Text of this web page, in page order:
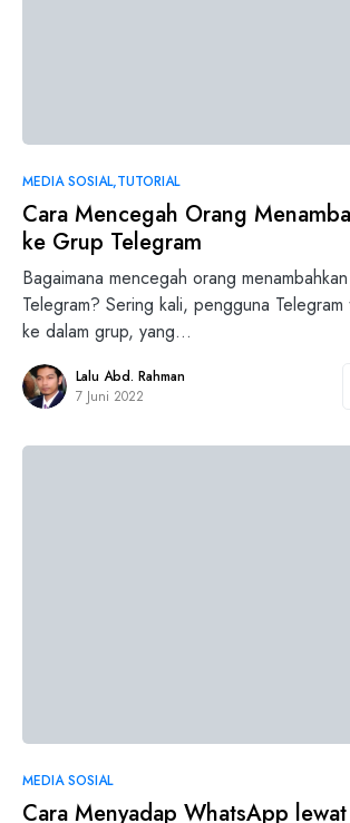
MEDIA SOSIAL TUTORIAL
Cara Mencegah Orang
ke Grup Telegram
Bagaimana mencegah orang
Telegram? Sering kali, pengguna Telegram
ke dalam grup, yang…
Lalu Abd. Rahman
7 Juni 2022
MEDIA SOSIAL
Cara Menyadap WhatsApp